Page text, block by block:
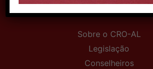
INSTITUCIONAL
Sobre o CRO-AL
Legislação
Conselheiros